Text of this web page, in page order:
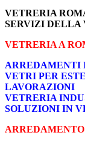
VETRERIA
SERVIZI DELLA
VETRERIA A
ARREDAMENTI
VETRI PER
LAVORAZIONI
VETRERIA
SOLUZIONI IN